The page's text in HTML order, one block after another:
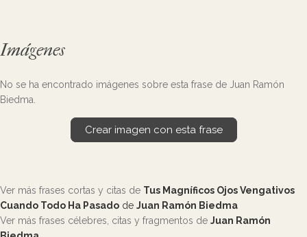
Imágenes
No se ha encontrado imágenes sobre esta frase de Juan Ramón
Biedma.
Crear imagen con esta frase
Ver más frases cortas y citas de Tus Magníficos Ojos Vengativos
Cuando Todo Ha Pasado de Juan Ramón Biedma
Ver más frases célebres, citas y fragmentos de Juan Ramón